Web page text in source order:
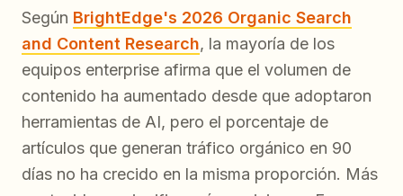
Según BrightEdge's 2026 Organic Search
and Content Research, la mayoría de los
equipos enterprise afirma que el volumen de
contenido ha aumentado desde que adoptaron
herramientas de AI, pero el porcentaje de
artículos que generan tráfico orgánico en 90
días no ha crecido en la misma proporción. Más